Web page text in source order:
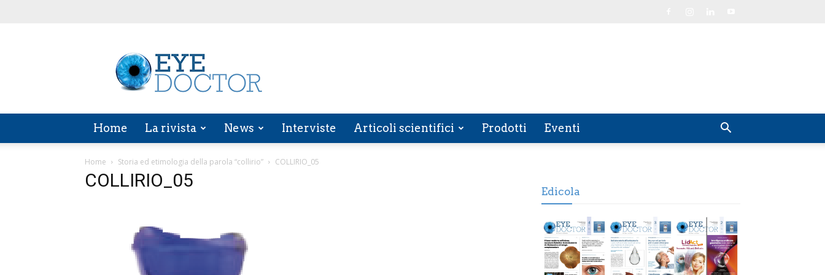
EYE
DOCTOR
Home La rivista News Interviste Articoli scientifici Prodotti Eventi
Home Storia ed etimologia della parola “collirio” COLLIRIO_05
COLLIRIO_05
Edicola